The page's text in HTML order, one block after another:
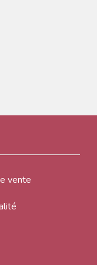
vente